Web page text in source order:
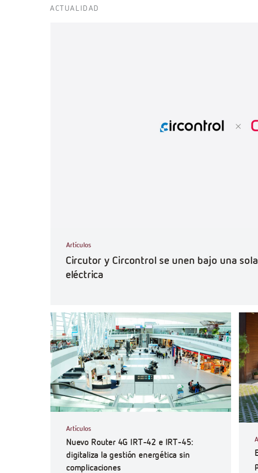
ACTUALIDAD
Artículos
Circutor y Circontrol se unen bajo una
eléctrica
Artículos
Nuevo Router 4G IRT-42 e IRT-45:
digitaliza la gestión energética sin
complicaciones